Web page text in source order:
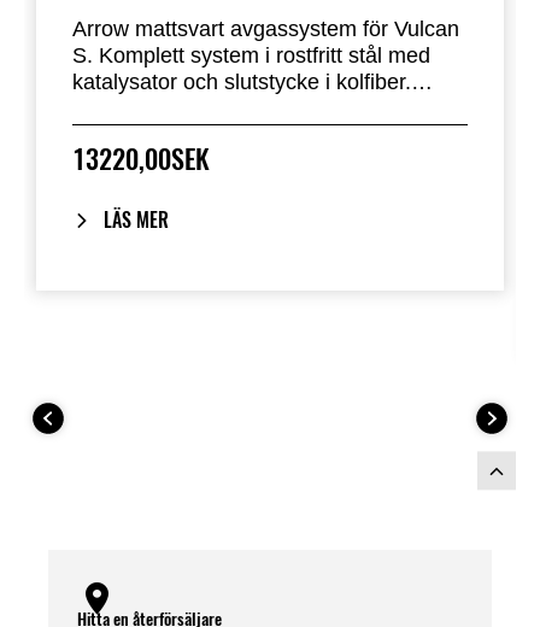
Arrow mattsvart avgassystem för Vulcan
S. Komplett system i rostfritt stål med
katalysator och slutstycke i kolfiber.
sportigt ljud. Avgassystemet är godkänt
har ECE-typgodkännande. (Dubbla
13220,00SEK
LÄS MER
Hitta en återförsäljare